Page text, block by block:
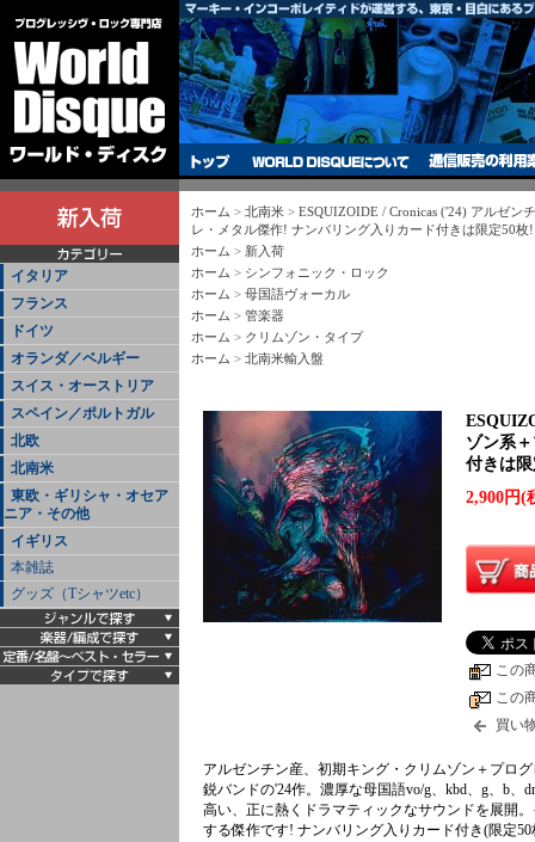
イタリア
フランス
ドイツ
オランダ／ベルギー
スイス・オーストリア
スペイン／ポルトガル
北欧
北南米
東欧・ギリシャ・オセア
ニア・その他
イギリス
本雑誌
グッズ（Tシャツetc）
ホーム > 北南米 > ESQUIZOIDE / Cronicas ('24) アルゼン
レ・メタル傑作! ナンバリング入りカード付きは限定50枚!
ホーム > 新入荷
ホーム > シンフォニック・ロック
ホーム > 母国語ヴォーカル
ホーム > 管楽器
ホーム > クリムゾン・タイプ
ホーム > 北南米輸入盤
ゾン系
付きは
2,900円(
この
この
買い
アルゼンチン産、初期キング・クリムゾン＋プロ
鋭バンドの'24作。濃厚な母国語vo/g、kbd、g、b
高い、正に熱くドラマティックなサウンドを展開
する傑作です! ナンバリング入りカード付き(限定50